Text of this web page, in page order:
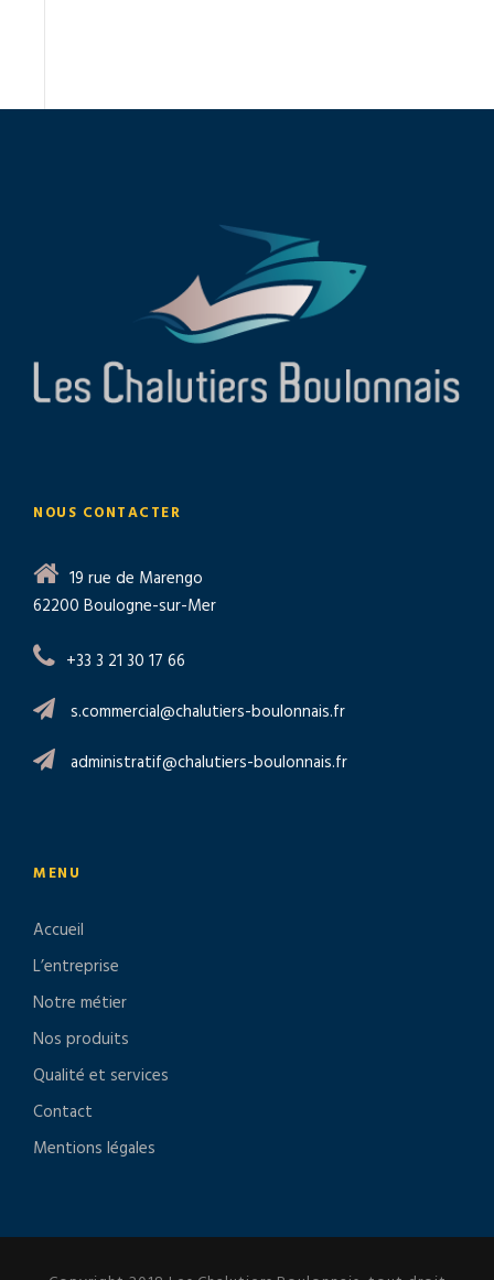
NOUS CONTACTER
19 rue de Marengo
62200 Boulogne-sur-Mer
+33 3 21 30 17 66
s.commercial@chalutiers-boulonnais.fr
administratif@chalutiers-boulonnais.fr
MENU
Accueil
L’entreprise
Notre métier
Nos produits
Qualité et services
Contact
Mentions légales